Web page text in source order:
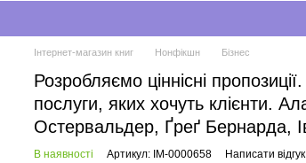
Інтернет-магазин книг Нонфікшн Бізнес
Розробляємо ціннісні
послуги, яких хочуть клієнти.
Остервальдер, Ґреґ Бернарда,
В наявності Артикул: IM-0000658 Написати відгук